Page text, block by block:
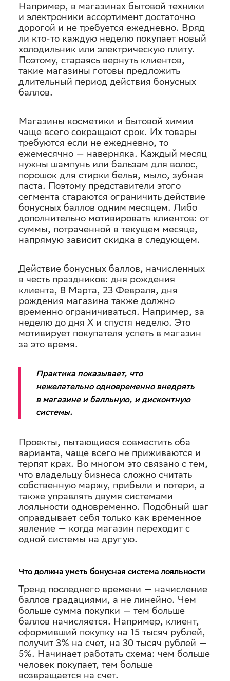
Например, в магазинах бытовой техники
и электроники ассортимент достаточно
дорогой и не требуется ежедневно. Вряд
ли кто-то каждую неделю покупает новый
холодильник или электрическую плиту.
Поэтому, стараясь вернуть клиентов,
такие магазины готовы предложить
длительный период действия бонусных
баллов.
Магазины косметики и бытовой химии
чаще всего сокращают срок. Их товары
требуются если не ежедневно, то
ежемесячно — наверняка. Каждый месяц
нужны шампунь или бальзам для волос,
порошок для стирки белья, мыло, зубная
паста. Поэтому представители этого
сегмента стараются ограничить действие
бонусных баллов одним месяцем. Либо
дополнительно мотивировать клиентов: от
суммы, потраченной в текущем месяце,
напрямую зависит скидка в следующем.
Действие бонусных баллов, начисленных
в честь праздников: дня рождения
клиента, 8 Марта, 23 Февраля, дня
рождения магазина также должно
временно ограничиваться. Например, за
неделю до дня X и спустя неделю. Это
мотивирует покупателя успеть в магазин
за это время.
Практика показывает, что
нежелательно одновременно внедрять
в магазине и балльную, и дисконтную
системы.
Проекты, пытающиеся совместить оба
варианта, чаще всего не приживаются и
терпят крах. Во многом это связано с тем,
что владельцу бизнеса сложно считать
собственную маржу, прибыли и потери, а
также управлять двумя системами
лояльности одновременно. Подобный шаг
оправдывает себя только как временное
явление — когда магазин переходит с
одной системы на другую.
Что должна уметь бонусная система лояльности
Тренд последнего времени — начисление
баллов градациями, а не линейно. Чем
больше сумма покупки — тем больше
баллов начисляется. Например, клиент,
оформивший покупку на 15 тысяч рублей,
получит 3% на счет, на 30 тысяч рублей —
5%. Начинает работать схема: чем больше
человек покупает, тем больше
возвращается на счет.